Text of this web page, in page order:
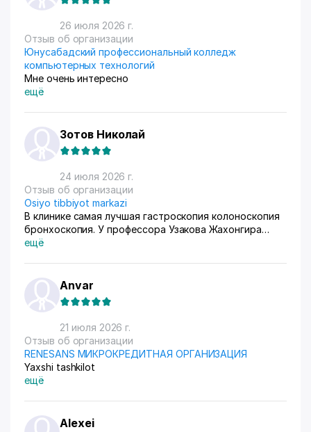
любят) За продажами следим через приложение, оно
очень помогает все контролировать, да и удобное
само по себе
26 июля 2026 г.
Отзыв об организации
Юнусабадский профессиональный колледж
компьютерных технологий
Мне очень интересно
ещё
Зотов Николай
24 июля 2026 г.
Отзыв об организации
Osiyo tibbiyot markazi
В клинике самая лучшая гастроскопия колоноскопия
бронхоскопия. У профессора Узакова Жахонгира
Низамовича.
ещё
Anvar
21 июля 2026 г.
Отзыв об организации
RENESANS МИКРОКРЕДИТНАЯ ОРГАНИЗАЦИЯ
Yaxshi tashkilot
ещё
Alexei